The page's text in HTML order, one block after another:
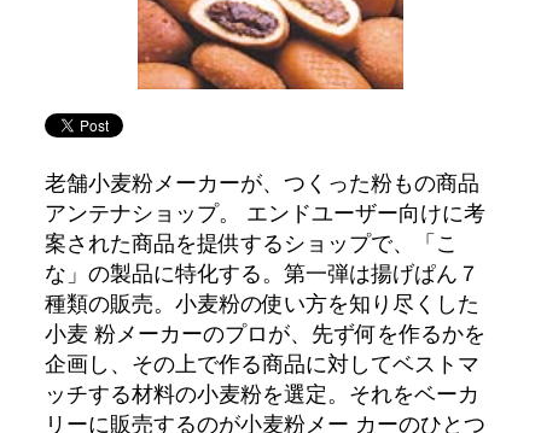
老舗小麦粉メーカーが、つくった粉もの商品
アンテナショップ。 エンドユーザー向けに考
案された商品を提供するショップで、「こ
な」の製品に特化する。第一弾は揚げぱん７
種類の販売。小麦粉の使い方を知り尽くした
小麦 粉メーカーのプロが、先ず何を作るかを
企画し、その上で作る商品に対してベストマ
ッチする材料の小麦粉を選定。それをベーカ
リーに販売するのが小麦粉メー カーのひとつ